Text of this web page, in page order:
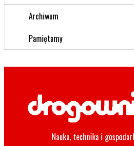
Archiwum
Pamiętamy
Nauka, technika i